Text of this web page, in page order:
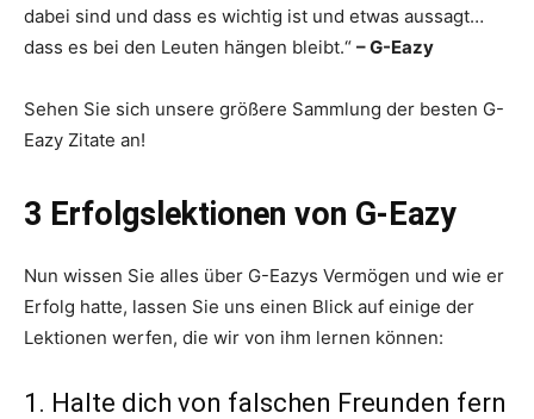
dabei sind und dass es wichtig ist und etwas aussagt…
dass es bei den Leuten hängen bleibt.“ – G-Eazy
Sehen Sie sich unsere größere Sammlung der besten G-
Eazy Zitate an!
3 Erfolgslektionen von G-Eazy
Nun wissen Sie alles über G-Eazys Vermögen und wie er
Erfolg hatte, lassen Sie uns einen Blick auf einige der
Lektionen werfen, die wir von ihm lernen können:
1. Halte dich von falschen Freunden fern